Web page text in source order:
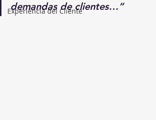
Experiencia del Cliente
demandas de clientes…”